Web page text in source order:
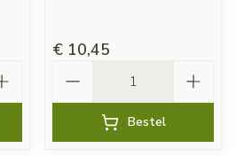
€ 10,45
Bestel